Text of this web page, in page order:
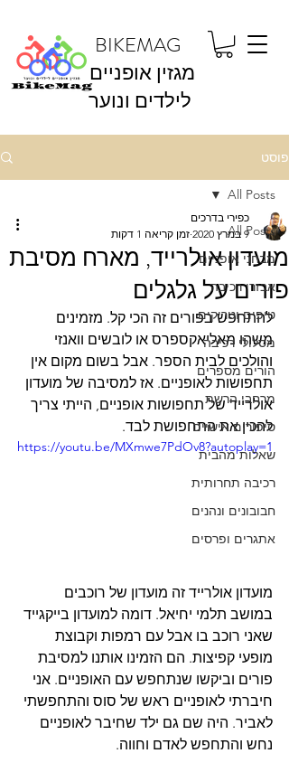
BIKEMAG
מגזין אופניים
לילדים ונוער
פוסט
All Posts
מבחני אופניים
אבזרי רכיבה
טיפים וטריקים
מסלולי רכיבה
הורים מספרים
מרחבי הרשת
סיפורים אישיים
שאלות מהבית
רכיבה תחרותית
חבובונים ונהנים
אתגרים ופרסים
All Posts
מועדון אולרייד, מארח מסיבת
פורים על גלגלים
כפירי בדרכים
9 במרץ 2020
זמן קריאה 1 דקות
להתחפש בפורים זה הכי קל. מזמינים
משהו מאליאקספרס או לובשים וואנזי
והולכים לבית הספר. אבל בשום מקום אין
תחפושות לאופניים. אז למסיבה של מועדון
אולרייד של תחפושות אופניים, הייתי צריך
להכין את התחפושת לבד.
https://youtu.be/MXmwe7PdOv8?autoplay=1
מועדון אולרייד זה מועדון של רוכבים
במושב תלמי יחיאל. דומה למועדון בייקגייד
שאני רוכב בו אבל עם רמפות וקבוצת
מופעי קפיצות. הם הזמינו אותנו למסיבת
פורים וביקשו שנתחפש עם האופניים. אני
חיברתי לאופניים ראש של סוס והתחפשתי
לאביר. היה שם גם ילד שחיבר לאופניים
נחש והתחפש לאדם וחווה.